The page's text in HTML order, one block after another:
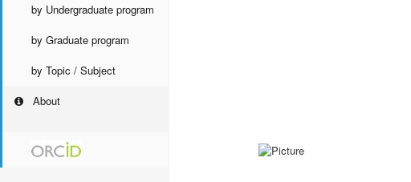
by Undergraduate program
by Graduate program
by Topic / Subject
About